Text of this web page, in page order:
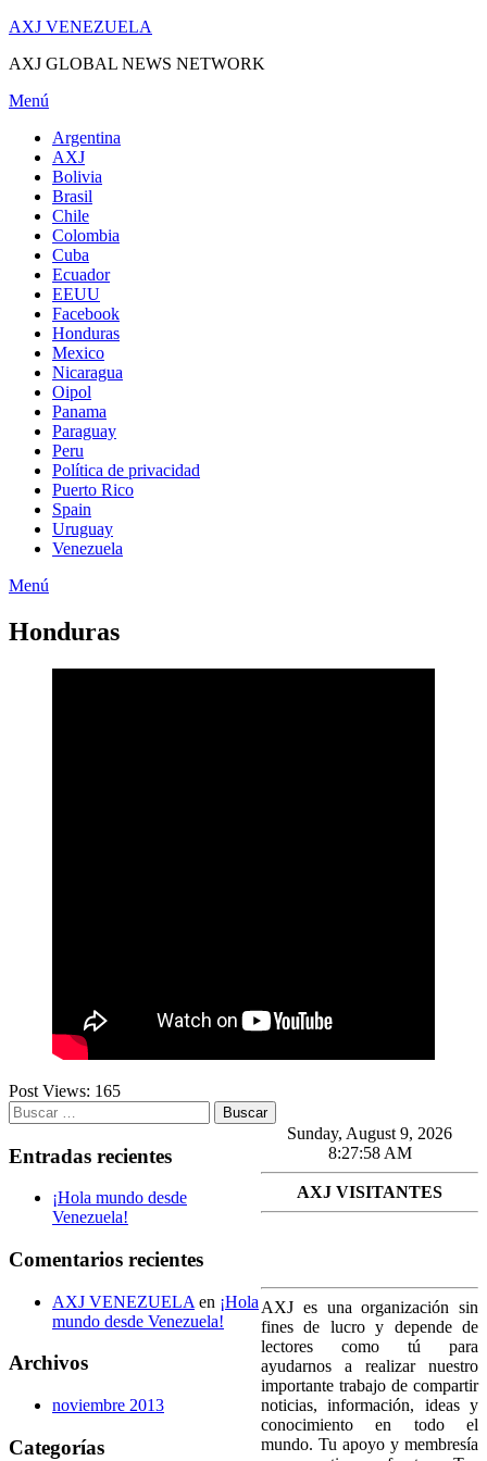
Saltar
contenido
AXJ VENEZUELA
AXJ GLOBAL NEWS NETWORK
Menú
Argentina
AXJ
Bolivia
Brasil
Chile
Colombia
Cuba
Ecuador
EEUU
Facebook
Honduras
Mexico
Nicaragua
Oipol
Panama
Paraguay
Peru
Política de privacidad
Puerto Rico
Spain
Uruguay
Venezuela
Menú
Honduras
Post Views: 165
Buscar:
Sunday, August 9, 2026
8:27:58 AM
AXJ VISITANTES
AXJ es una organización sin
fines de lucro y depende de
lectores como tú para
ayudarnos a realizar nuestro
importante trabajo de compartir
noticias, información, ideas y
conocimiento en todo el
mundo. Tu apoyo y membresía
Entradas recientes
¡Hola mundo desde
Venezuela!
Comentarios recientes
AXJ VENEZUELA en ¡Hola
mundo desde Venezuela!
Archivos
noviembre 2013
Categorías